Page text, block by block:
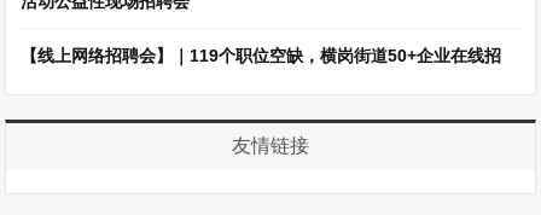
【线上网络招聘会】｜119个职位空缺，横岗街道50+企业在线招
友情链接